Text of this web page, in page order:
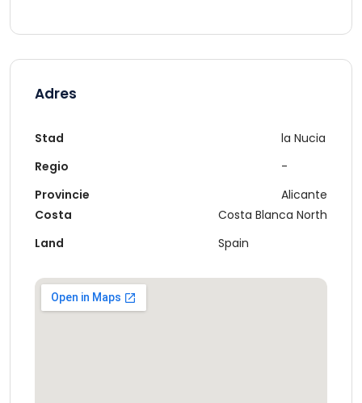
Adres
Stad
Regio
Provincie
la Nucia
-
Alicante
Costa
Land
Costa Blanca North
Spain